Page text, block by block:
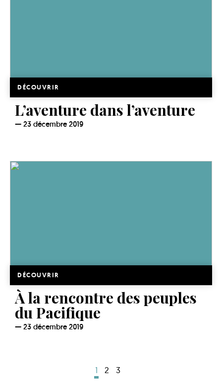
DÉCOUVRIR
L’aventure dans l’aventure
23 décembre 2019
DÉCOUVRIR
À la rencontre des peuples
du Pacifique
23 décembre 2019
1 2 3